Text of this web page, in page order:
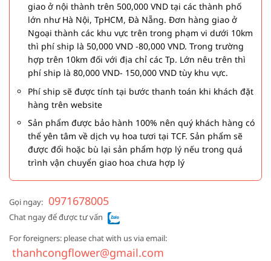
giao ở nội thành trên 500,000 VND tại các thành phố
lớn như Hà Nội, TpHCM, Đà Nẵng. Đơn hàng giao ở
Ngoại thành các khu vực trên trong phạm vi dưới 10km
thì phí ship là 50,000 VND -80,000 VND. Trong trường
hợp trên 10km đối với địa chỉ các Tp. Lớn nêu trên thì
phí ship là 80,000 VND- 150,000 VND tùy khu vực.
Phí ship sẽ được tính tại bước thanh toán khi khách đặt
hàng trên website
Sản phẩm được bảo hành 100% nên quý khách hàng có
thể yên tâm về dịch vụ hoa tươi tại TCF. Sản phẩm sẽ
được đổi hoặc bù lại sản phẩm hợp lý nếu trong quá
trình vận chuyển giao hoa chưa hợp lý
Gọi ngay: 0971678005
Chat ngay để được tư vấn
For foreigners: please chat with us via email:
thanhcongflower@gmail.com